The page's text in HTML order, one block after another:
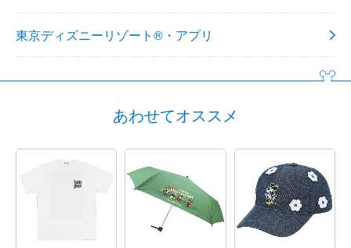
東京ディズニーリゾート®・アプリ
あわせてオススメ